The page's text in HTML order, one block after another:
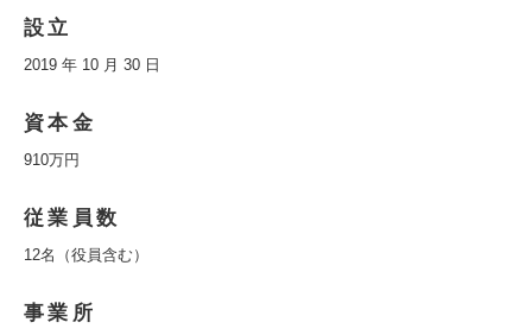
設立
2019 年 10 月 30 日
資本金
910万円
従業員数
12名（役員含む）
事業所